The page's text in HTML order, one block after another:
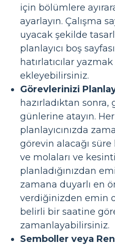
için bölümlere
ayarlayın. Çalışma
uyacak şekilde
planlayıcı boş
hatırlatıcılar
ekleyebilirsiniz.
Görevlerinizi
hazırladıktan
günlerine atayın.
planlayıcınızda
görevin alacağı
ve molaları ve
planladığınızdan
zamana duyarlı en
verdiğinizden emin
belirli bir saatine
zamanlayabilirsiniz.
Semboller veya